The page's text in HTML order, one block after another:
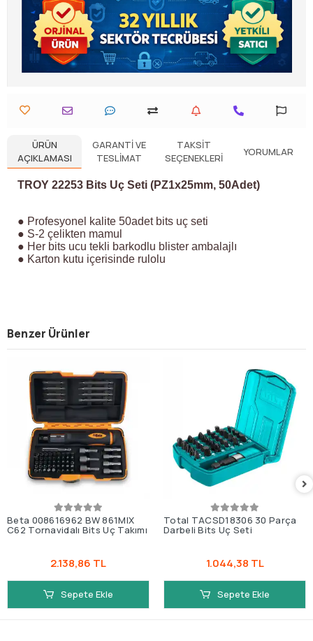
ÜRÜN
AÇIKLAMASI
GARANTI VE
TESLIMAT
TAKSIT
SEÇENEKLERI
YORUMLAR
TROY 22253 Bits Uç Seti (PZ1x25mm, 50Adet)
● Profesyonel kalite 50adet bits uç seti
● S-2 çelikten mamul
● Her bits ucu tekli barkodlu blister ambalajlı
● Karton kutu içerisinde rulolu
Benzer Ürünler
Beta 008616962 BW 861MIX
C62 Tornavidalı Bits Uç Takımı
2.138,86 TL
Sepete Ekle
Total TACSD18306 30 Parça
Darbeli Bits Uç Seti
1.044,38 TL
Sepete Ekle